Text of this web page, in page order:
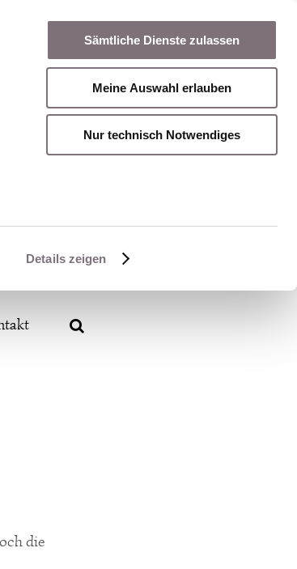
Details zeigen
Sämtliche Dienste zulassen
Meine Auswahl erlauben
Nur technisch Notwendiges
die